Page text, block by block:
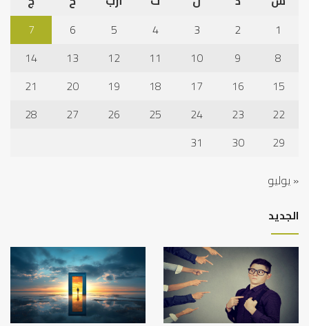
1
2
3
4
5
6
7
8
9
10
11
12
13
14
15
16
17
18
19
20
21
22
23
24
25
26
27
28
29
30
31
« يوليو
الجديد